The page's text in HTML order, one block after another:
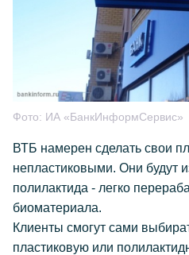
Фото: ИА «БанкИнформСервис»
ВТБ намерен сделать свои
непластиковыми. Они будут
полилактида - легко
биоматериала.
Клиенты смогут сами
пластиковую или